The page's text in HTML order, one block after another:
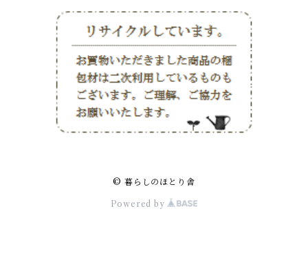
© 暮らしのほとり舎
Powered by